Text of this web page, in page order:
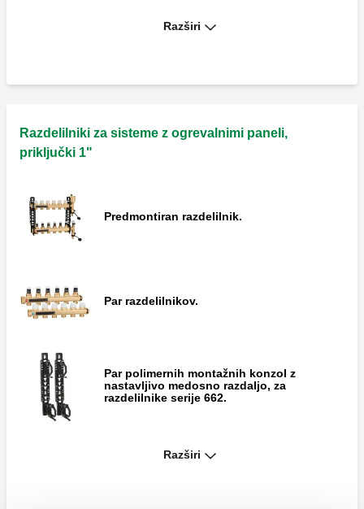
kPa (2500 mm v.s.), z gibko cevjo.
Razširi
Razdelilniki za sisteme z ogrevalnimi paneli,
priključki 1"
Predmontiran razdelilnik.
Par razdelilnikov.
Par polimernih montažnih konzol z
nastavljivo medosno razdaljo, za
razdelilnike serije 662.
Razširi